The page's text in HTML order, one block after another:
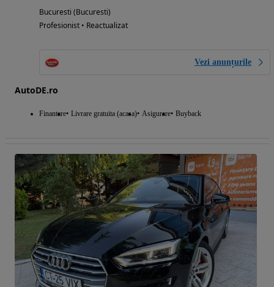
Bucuresti (Bucuresti)
Profesionist • Reactualizat
Vezi anunțurile
AutoDE.ro
Finantare Livrare gratuita (acasa) Asigurare Buyback